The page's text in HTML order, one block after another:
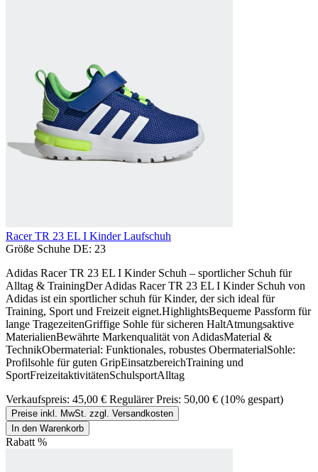
Racer TR 23 EL I Kinder Laufschuh
Größe Schuhe DE: 23
Adidas Racer TR 23 EL I Kinder Schuh – sportlicher Schuh für
Alltag & TrainingDer Adidas Racer TR 23 EL I Kinder Schuh von
Adidas ist ein sportlicher schuh für Kinder, der sich ideal für
Training, Sport und Freizeit eignet.HighlightsBequeme Passform für
lange TragezeitenGriffige Sohle für sicheren HaltAtmungsaktive
MaterialienBewährte Markenqualität von AdidasMaterial &
TechnikObermaterial: Funktionales, robustes ObermaterialSohle:
Profilsohle für guten GripEinsatzbereichTraining und
SportFreizeitaktivitätenSchulsportAlltag
Verkaufspreis: 45,00 € Regulärer Preis: 50,00 € (10% gespart)
Preise inkl. MwSt. zzgl. Versandkosten
In den Warenkorb
Rabatt %